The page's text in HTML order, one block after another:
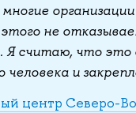
не
Я считаю, что
и
центр Северо-